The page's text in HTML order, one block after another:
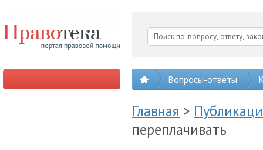
Вопросы-ответы
Главная >
переплачивать